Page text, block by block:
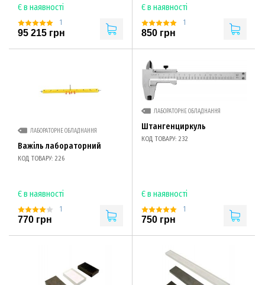
Є в наявності
1
95 215 грн
Є в наявності
1
850 грн
ЛАБОРАТОРНЕ ОБЛАДНАННЯ
Важіль лабораторний
КОД ТОВАРУ: 226
Є в наявності
1
770 грн
ЛАБОРАТОРНЕ ОБЛАДНАННЯ
Штангенциркуль
КОД ТОВАРУ: 232
Є в наявності
1
750 грн